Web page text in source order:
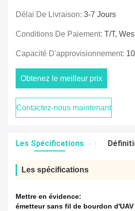
Délai De Livraison: 3-7 Jours
Conditions De Paiement: T/T,
Capacité D'approvisionnement:
Obtenez le meilleur prix
Contactez-nous maintenant
Les Spécifications
Les spécifications
Mettre en évidence:
émetteur sans fil de bourdon d'UAV